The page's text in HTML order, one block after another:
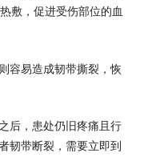
敷，促进受伤部位的血
容易造成韧带撕裂，恢
后，患处仍旧疼痛且行
韧带断裂，需要立即到